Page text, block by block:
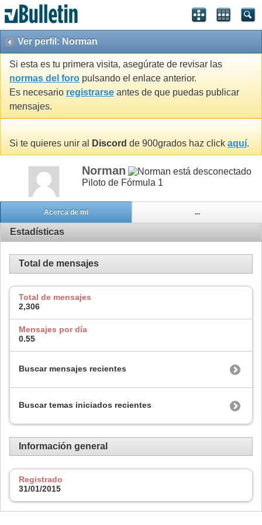
Ver perfil: Norman
Si esta es tu primera visita, asegúrate de revisar las
normas del foro pulsando el enlace anterior.
Es necesario registrarse antes de que puedas publicar
mensajes.
Si te quieres unir al Discord de 900grados haz click aquí.
Norman
Piloto de Fórmula 1
Acerca de mi ...
Estadísticas
Total de mensajes
Total de mensajes
2,306
Mensajes por día
0.55
Buscar mensajes recientes
Buscar temas iniciados recientes
Información general
Registrado
31/01/2015